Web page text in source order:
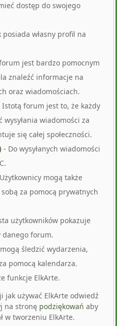
dostęp do swojego
własny profil na
jest bardzo pomocnym
znaleźć informacje na
oraz wiadomościach.
Istotą forum jest to, że każdy
wiadomości za
się całej społeczności.
- Do wysyłanych wiadomości
mogą także
za pomocą prywatnych
użytkowników pokazuje
danego forum.
śledzić wydarzenia,
pomocą kalendarza.
funkcje ElkArte.
jak używać ElkArte odwiedź
na stronę podziękowań aby
w tworzeniu ElkArte.